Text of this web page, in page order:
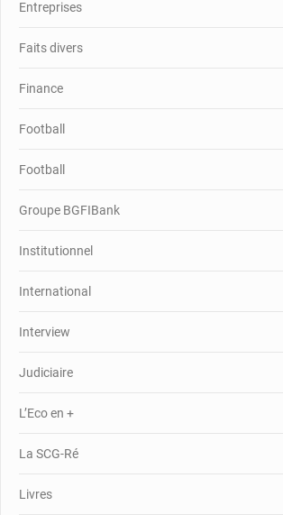
Entreprises
Faits divers
Finance
Football
Football
Groupe BGFIBank
Institutionnel
International
Interview
Judiciaire
L’Eco en +
La SCG-Ré
Livres